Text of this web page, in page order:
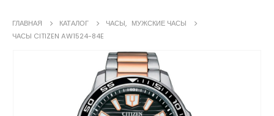
ГЛАВНАЯ КАТАЛОГ ЧАСЫ, МУЖСКИЕ ЧАСЫ
ЧАСЫ CITIZEN AW1524-84E